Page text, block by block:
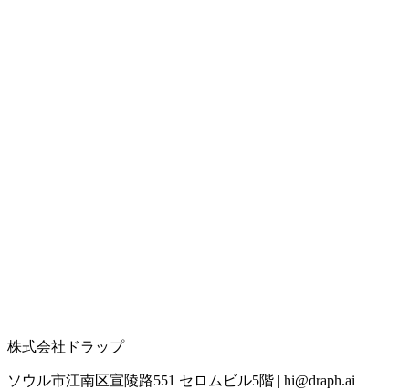
株式会社ドラップ
ソウル市江南区宣陵路551 セロムビル5階 | hi@draph.ai